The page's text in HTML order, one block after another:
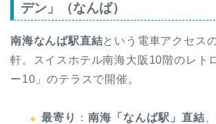
デン」（なんば）
南海なんば駅直結という電車アクセス
軒。スイスホテル南海大阪10階のレト
ー10」のテラスで開催。
最寄り ： 南海「なんば駅」直結